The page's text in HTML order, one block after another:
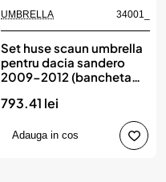
UMBRELLA 34001_
Set huse scaun umbrella
pentru dacia sandero
2009-2012 (bancheta
spate in forma de l
793.41 lei
Adauga in cos